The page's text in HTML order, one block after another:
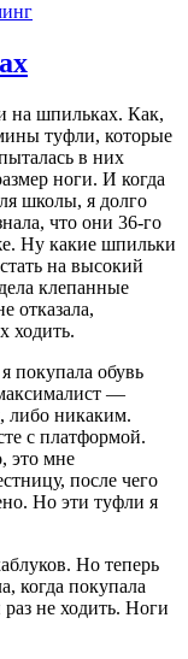
на шпильках. Как,
туфли, которые
в них
ноги. И когда
школы, я долго
что они 36-го
Ну какие шпильки
на высокий
клепанные
отказала,
ходить.
покупала обувь
—
либо никаким.
с платформой.
это мне
после чего
Но эти туфли я
Но теперь
когда покупала
не ходить. Ноги